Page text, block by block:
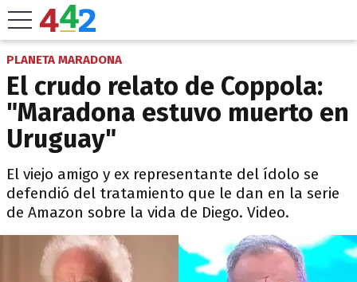
PLANETA MARADONA
El crudo relato de Coppola:
"Maradona estuvo muerto en
Uruguay"
El viejo amigo y ex representante del ídolo se
defendió del tratamiento que le dan en la serie
de Amazon sobre la vida de Diego. Video.